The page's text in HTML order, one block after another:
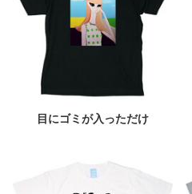
目にゴミが入っただけ